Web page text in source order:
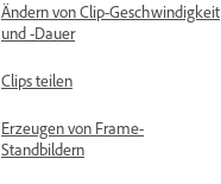
Ändern von Clip-Geschwindigkeit
und -Dauer
Clips teilen
Erzeugen von Frame-
Standbildern